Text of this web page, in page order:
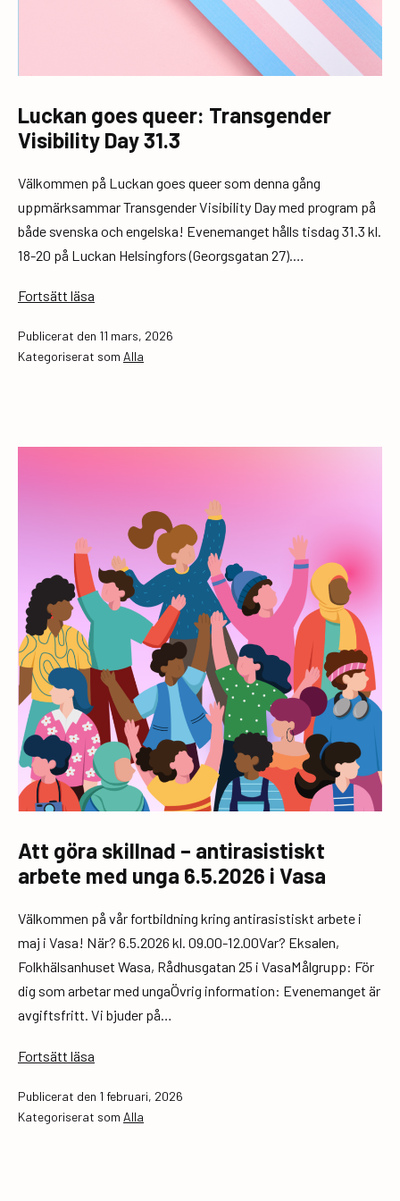
Luckan goes queer: Transgender
Visibility Day 31.3
Välkommen på Luckan goes queer som denna gång
uppmärksammar Transgender Visibility Day med program på
både svenska och engelska! Evenemanget hålls tisdag 31.3 kl.
18-20 på Luckan Helsingfors (Georgsgatan 27).…
Fortsätt läsa
queer:
Transgender
Publicerat den 11 mars, 2026
Kategoriserat som Alla
Att göra skillnad – antirasistiskt
arbete med unga 6.5.2026 i Vasa
Välkommen på vår fortbildning kring antirasistiskt arbete i
maj i Vasa! När? 6.5.2026 kl. 09.00-12.00Var? Eksalen,
Folkhälsanhuset Wasa, Rådhusgatan 25 i VasaMålgrupp: För
dig som arbetar med ungaÖvrig information: Evenemanget är
avgiftsfritt. Vi bjuder på…
Fortsätt läsa
skillnad
–
Publicerat den 1 februari, 2026
Kategoriserat som Alla